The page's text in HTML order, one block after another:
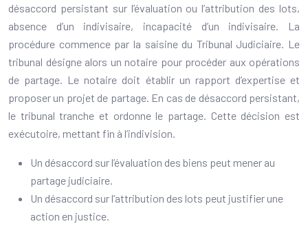
désaccord persistant sur l’évaluation ou l’attribution des lots,
absence d’un indivisaire, incapacité d’un indivisaire. La
procédure commence par la saisine du Tribunal Judiciaire. Le
tribunal désigne alors un notaire pour procéder aux opérations
de partage. Le notaire doit établir un rapport d’expertise et
proposer un projet de partage. En cas de désaccord persistant,
le tribunal tranche et ordonne le partage. Cette décision est
exécutoire, mettant fin à l’indivision.
Un désaccord sur l’évaluation des biens peut mener au
partage judiciaire.
Un désaccord sur l’attribution des lots peut justifier une
action en justice.